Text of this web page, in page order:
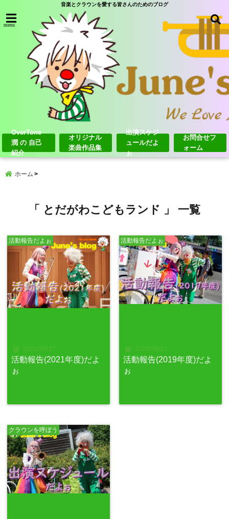
音楽とクラウンを愛する皆さんのためのブログ
menu
OverTone
潤 の 自己
紹介
オリジナル
楽曲作品集
出演スケジ
ュールだよ
ぉ
お問合せフ
ォーム
ホーム
「 とだがわこどもランド 」 一覧
活動報告だよぉ
活動報告(2021年度)だよ
ぉ
活動報告だよぉ
活動報告(2019年度)だよ
ぉ
クラウンを呼ぼう